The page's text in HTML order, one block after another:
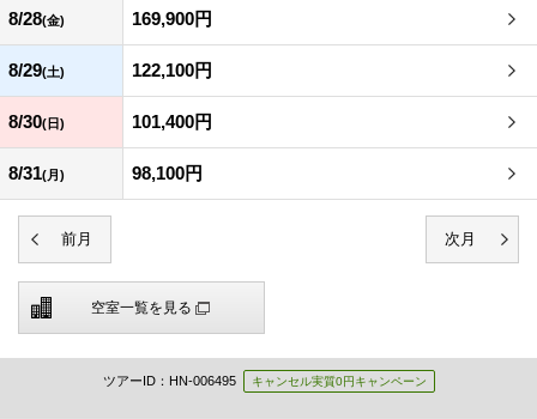
8/28(金) 169,900円
8/29(土) 122,100円
8/30(日) 101,400円
8/31(月) 98,100円
空室一覧を見る
ツアーID：HN-006495 キャンセル実質0円キャンペーン